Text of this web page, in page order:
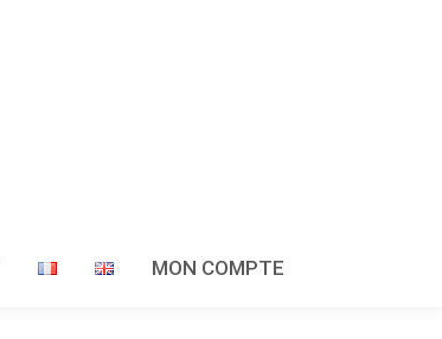
MON COMPTE